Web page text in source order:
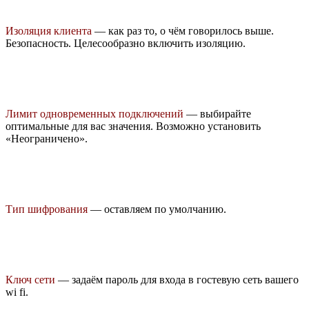
Изоляция клиента — как раз то, о чём говорилось выше.
Безопасность. Целесообразно включить изоляцию.
Лимит одновременных подключений — выбирайте
оптимальные для вас значения. Возможно установить
«Неограничено».
Тип шифрования — оставляем по умолчанию.
Ключ сети — задаём пароль для входа в гостевую сеть вашего
wi fi.